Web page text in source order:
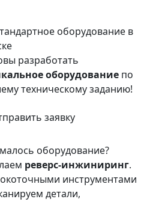
оборудование в
разработать
оборудование по
техническому заданию!
заявку
оборудование?
реверс-инжиниринг.
инструментами
детали,